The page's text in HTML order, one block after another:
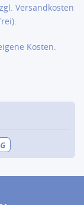
Versandkosten
Kosten.